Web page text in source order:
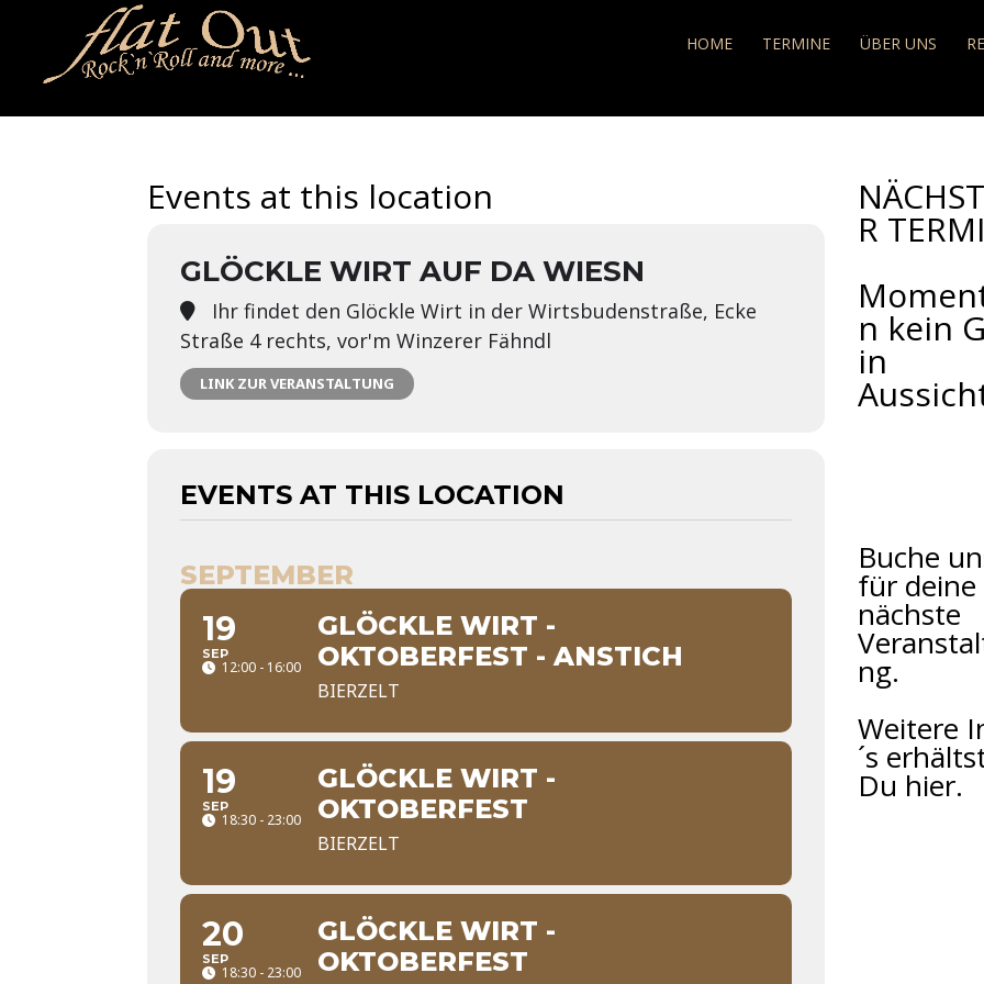
naechstertermin ueberuns
HOME TERMINE ÜBER UNS
Events at this location
GLÖCKLE WIRT AUF DA WIESN
Ihr findet den Glöckle Wirt in der Wirtsbudenstraße, Ecke
Straße 4 rechts, vor'm Winzerer Fähndl
LINK ZUR VERANSTALTUNG
EVENTS AT THIS LOCATION
SEPTEMBER
19
SEP
12:00 - 16:00
GLÖCKLE WIRT -
OKTOBERFEST - ANSTICH
BIERZELT
19
SEP
18:30 - 23:00
GLÖCKLE WIRT -
OKTOBERFEST
BIERZELT
20
SEP
18:30 - 23:00
GLÖCKLE WIRT -
OKTOBERFEST
R
n kein
in
Buche
für deine
nächste
ng.
Weitere
´s
Du hier.